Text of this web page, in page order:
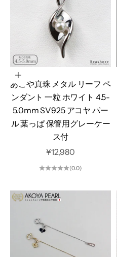
オプションを選択
あこや真珠 メタル リーフ ペ
ンダント 一粒 ホワイト 4.5-
5.0mm SV925 アコヤ パー
ル 葉っぱ 保管用グレーケー
ス付
セール価格
¥12,980
(0.0)